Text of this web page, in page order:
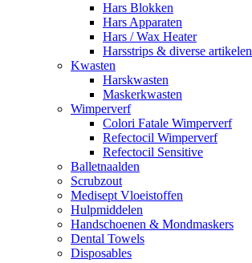
Hars Blokken
Hars Apparaten
Hars / Wax Heater
Harsstrips & diverse artikelen
Kwasten
Harskwasten
Maskerkwasten
Wimperverf
Colori Fatale Wimperverf
Refectocil Wimperverf
Refectocil Sensitive
Balletnaalden
Scrubzout
Medisept Vloeistoffen
Hulpmiddelen
Handschoenen & Mondmaskers
Dental Towels
Disposables